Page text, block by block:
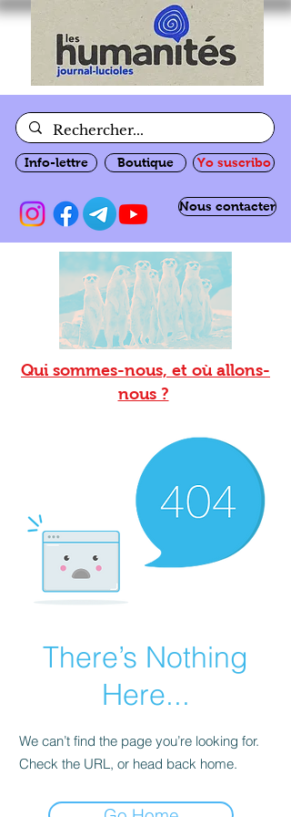
Info-lettre Boutique Yo suscribo
Nous contacter
Qui sommes-nous, et où allons-
nous ?
There’s Nothing
Here...
We can’t find the page you’re looking for.
Check the URL, or head back home.